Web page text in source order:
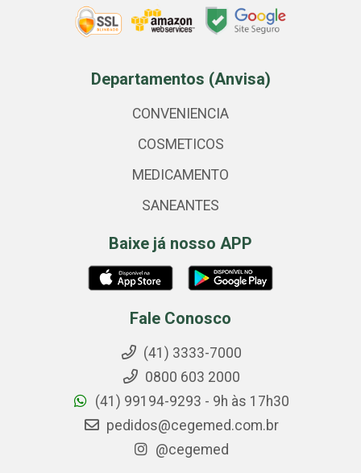
Departamentos (Anvisa)
CONVENIENCIA
COSMETICOS
MEDICAMENTO
SANEANTES
Baixe já nosso APP
Fale Conosco
(41) 3333-7000
0800 603 2000
(41) 99194-9293 - 9h às 17h30
pedidos@cegemed.com.br
@cegemed